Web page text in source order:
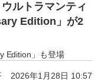
ルトラマンティ
Edition」が2
Edition」も登場
2026年1月28日 10:57